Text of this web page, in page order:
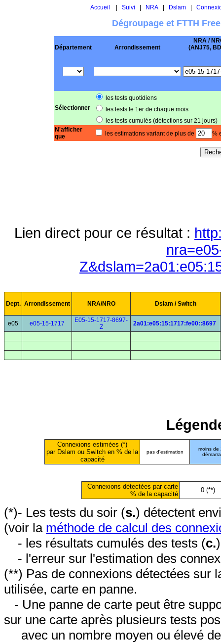
Accueil Suivi NRA| Dslam|
Dégroupage et FTTH
Département Arrondissement
NRA /
(ANJ75,
Sélectionner
les tests quotidiens
les tests le 1er de chaque mois
les tests cumulés (détections sur 21 jours)
N'afficher
que
les estimations variant de plus de %
Lien direct pour ce résultat :
Dept. Arrondissement NRA/NRO Dslam / Switch
e05 e05-15-1717
E05-15-1717-8697-
Z
2a01:e05:15:1717:fe00::8697
Connexions estimées (*)
par Dslam ou Switch en % de la
capacité
pas d'estimation
moins de
Connexions détectées par carte
% de la capacité
0 (**)
(*)- Les tests du soir (s.) détectent
(voir la méthode de calcul des
- les résultats cumulés des tests (c.
- l'erreur sur l'estimation des
(**) Pas de connexions détectées sur
utilisée, carte en panne.
- Une panne de carte peut être
sur une carte après plusieurs tests
avec un nombre moyen ou élevé